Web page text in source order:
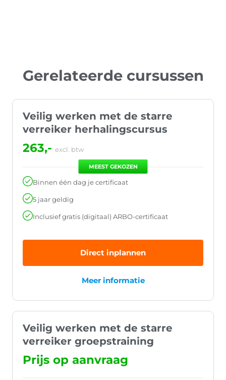
Gerelateerde cursussen
Veilig werken met de starre
verreiker herhalingscursus
263,- excl. btw
MEEST GEKOZEN
Binnen één dag je certificaat
5 jaar geldig
Inclusief gratis (digitaal) ARBO-certificaat
Direct inplannen
Meer informatie
Veilig werken met de starre
verreiker groepstraining
Prijs op aanvraag